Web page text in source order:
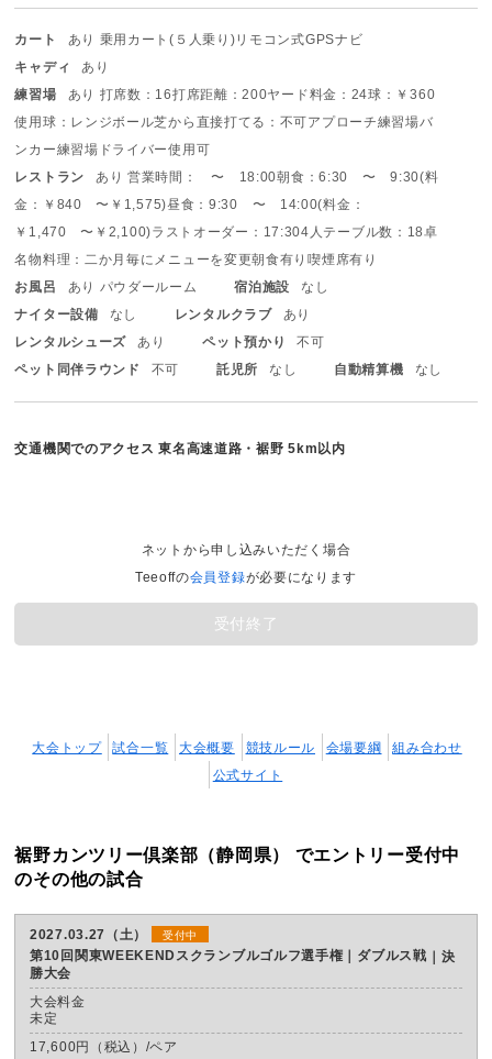
カート あり 乗用カート(５人乗り) リモコン式GPSナビ
キャディ
あり
練習場
あり 打席数：16打席距離：200ヤード料金：24球：￥360
使用球：レンジボール芝から直接打てる：不可アプローチ練習場バ
ンカー練習場 ドライバー使用可
レストラン
あり 営業時間： 〜 18:00朝食：6:30 〜 9:30(料
金：￥840 〜￥1,575)昼食：9:30 〜 14:00(料金：
￥1,470 〜￥2,100)ラストオーダー：17:304人テーブル数：18卓
名物料理：二か月毎にメニューを変更朝食有り喫煙席有り
お風呂
あり パウダールーム 宿泊施設
なし
ナイター設備
なし レンタルクラブ
あり
レンタルシューズ
あり ペット預かり
不可
ペット同伴ラウンド
不可 託児所 なし 自動精算機 なし
交通機関でのアクセス東名高速道路・裾野 5km以内
ネットから申し込みいただく場合
Teeoffの会員登録が必要になります
受付終了
大会トップ 試合一覧 大会概要 競技ルール 会場要綱
組み合わせ
公式サイト
裾野カンツリー倶楽部（静岡県） でエントリー受付中
のその他の試合
2027.03.27（土） 受付中
第10回関東WEEKENDスクランブルゴルフ選手権｜ダブルス戦
決
勝大会
大会料金
未定
17,600円（税込）/ペア